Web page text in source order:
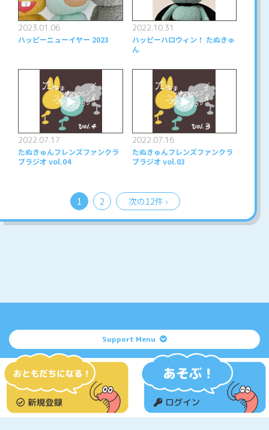
2023.01.06
ハッピーニューイヤー 2023
2022.10.31
ハッピーハロウィン！ たぬきゅ
ん
2022.07.17
たぬきゅんフレンズファンクラ
ブラジオ vol.04
2022.07.16
たぬきゅんフレンズファンクラ
ブラジオ vol.03
1 2 次の12件 ›
Support Menu
掲載されているすべてのコンテンツ
(記事、画像、音声データ、映像データ等)の無断転載を禁じます。
© tanuqnfriends. ALL RIGHTS RESERVED. Powered by
SKIYAKI Inc.